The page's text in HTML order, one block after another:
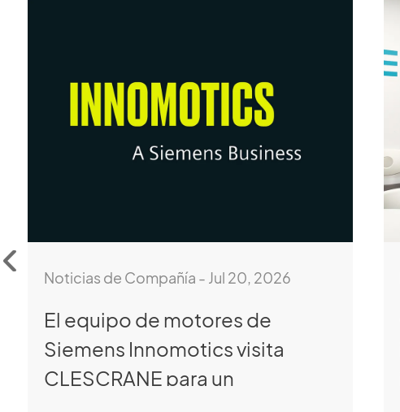
Valores de CLES que vale la pena
descubrir
Noticias de Compañía - Jul 20, 2026
El equipo de motores de
Siemens Innomotics visita
CLESCRANE para un